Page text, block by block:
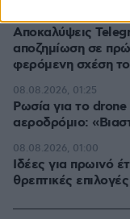
Αποκαλύψεις
αποζημίωση σε
φερόμενη σχέση
Ρωσία για το
αεροδρόμιο:
08.08.2026, 01:25
Ιδέες για πρωινό
θρεπτικές
08.08.2026, 01:00